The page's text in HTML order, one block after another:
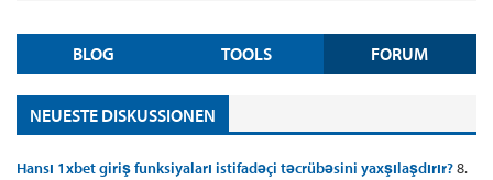
BLOG TOOLS FORUM
NEUESTE DISKUSSIONEN
Hansı 1xbet giriş funksiyaları istifadəçi təcrübəsini yaxşılaşdırır?8.